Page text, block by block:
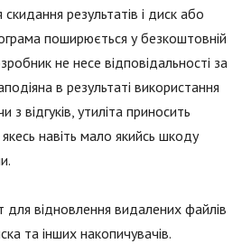
результатів і диск або
поширюється у безкоштовній
не несе відповідальності за
в результаті використання
відгуків, утиліта приносить
навіть мало якийсь шкоду
відновлення видалених файлів
та інших накопичувачів.